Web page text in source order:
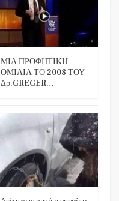
ΜΙΑ ΠΡΟΦΗΤΙΚΗ
ΟΜΙΛΙΑ ΤΟ 2008 ΤΟΥ
Δρ.GREGER…